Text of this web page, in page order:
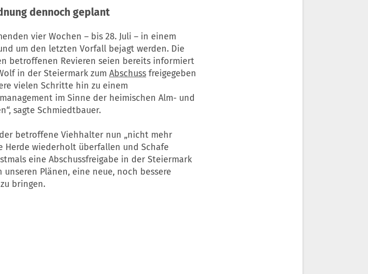
dennoch geplant
vier Wochen – bis 28. Juli – in einem
um den letzten Vorfall bejagt werden. Die
betroffenen Revieren seien bereits informiert
in der Steiermark zum Abschuss freigegeben
vielen Schritte hin zu einem
im Sinne der heimischen Alm- und
sagte Schmiedtbauer.
betroffene Viehhalter nun „nicht mehr
Herde wiederholt überfallen und Schafe
eine Abschussfreigabe in der Steiermark
Plänen, eine neue, noch bessere
bringen.